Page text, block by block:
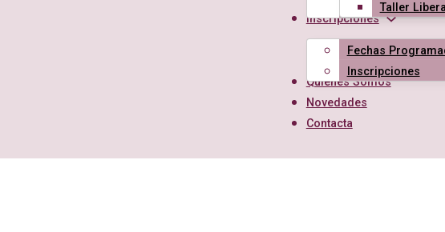
Taller
Inscripciones
Fechas
Inscripciones
Quiénes Somos
Novedades
Contacta